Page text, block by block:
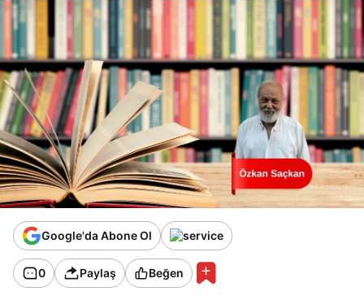
Google'da Abone Ol
0 Paylaş Beğen